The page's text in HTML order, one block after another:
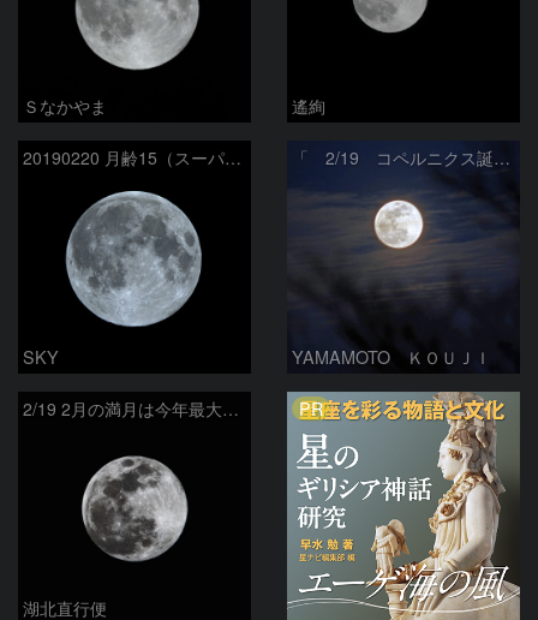
Ｓなかやま 遙絢
20190220 月齢15（スーパームーン）
SKY
「 2/19 コペルニクス誕生夜の スーパームーン 」
YAMAMOTO ＫＯＵＪＩ
2/19 2月の満月は今年最大の満月
湖北直行便
PR